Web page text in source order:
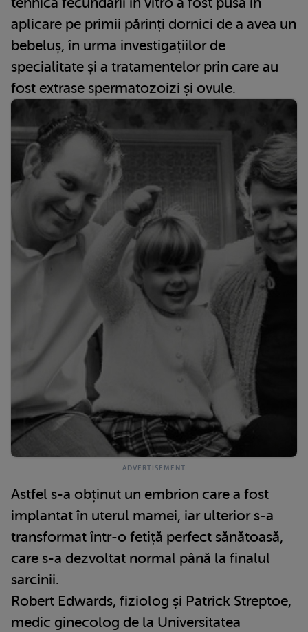
aplicare pe primii părinți dornici de a avea un
bebeluș, în urma investigațiilor de
specialitate și a tratamentelor prin care au
fost extrase spermatozoizi și ovule.
Astfel s-a obținut un embrion care a fost
implantat în uterul mamei, iar ulterior s-a
transformat într-o fetiță perfect sănătoasă,
care s-a dezvoltat normal până la finalul
sarcinii.
Robert Edwards, fiziolog și Patrick Streptoe,
medic ginecolog de la Universitatea